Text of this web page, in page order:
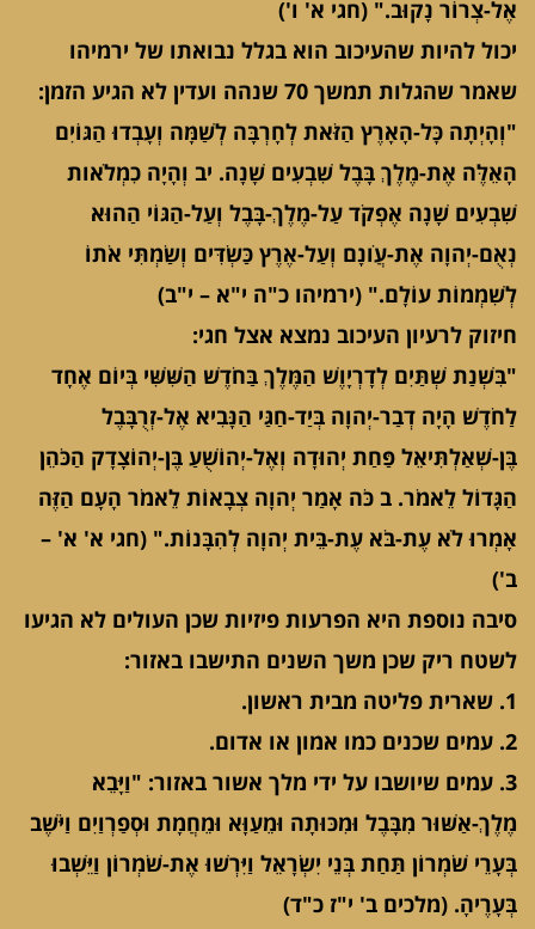
אֶל-צְרוֹר נָקוּב." (חגי א' ו')
יכול להיות שהעיכוב הוא בגלל נבואתו של ירמיהו
שאמר שהגלות תמשך 70 שנהה ועדין לא הגיע הזמן:
"וְהָיְתָה כָּל-הָאָרֶץ הַזֹּאת לְחָרְבָּה לְשַׁמָּה וְעָבְדוּ הַגּוֹיִם
הָאֵלֶּה אֶת-מֶלֶךְ בָּבֶל שִׁבְעִים שָׁנָה. יב וְהָיָה כִמְלֹאות
שִׁבְעִים שָׁנָה אֶפְקֹד עַל-מֶלֶךְ-בָּבֶל וְעַל-הַגּוֹי הַהוּא
נְאֻם-יְהוָה אֶת-עֲו‍ֹנָם וְעַל-אֶרֶץ כַּשְׂדִּים וְשַׂמְתִּי אֹתוֹ
לְשִׁמְמוֹת עוֹלָם." (ירמיהו כ"ה י"א – י"ב)
חיזוק לרעיון העיכוב נמצא אצל חגי:
"בִּשְׁנַת שְׁתַּיִם לְדָרְיָוֶשׁ הַמֶּלֶךְ בַּחֹדֶשׁ הַשִּׁשִּׁי בְּיוֹם אֶחָד
לַחֹדֶשׁ הָיָה דְבַר-יְהוָה בְּיַד-חַגַּי הַנָּבִיא אֶל-זְרֻבָּבֶל
בֶּן-שְׁאַלְתִּיאֵל פַּחַת יְהוּדָה וְאֶל-יְהוֹשֻׁעַ בֶּן-יְהוֹצָדָק הַכֹּהֵן
הַגָּדוֹל לֵאמֹר. ב כֹּה אָמַר יְהוָה צְבָאוֹת לֵאמֹר הָעָם הַזֶּה
אָמְרוּ לֹא עֶת-בֹּא עֶת-בֵּית יְהוָה לְהִבָּנוֹת." (חגי א' א' –
ב')
סיבה נוספת היא הפרעות פיזיות שכן העולים לא הגיעו
לשטח ריק שכן משך השנים התישבו באזור:
1. שארית פליטה מבית ראשון.
2. עמים שכנים כמו אמון או אדום.
3. עמים שיושבו על ידי מלך אשור באזור: "וַיָּבֵא
מֶלֶךְ-אַשּׁוּר מִבָּבֶל וּמִכּוּתָה וּמֵעַוָּא וּמֵחֲמָת וּסְפַרְוַיִם וַיֹּשֶׁב
בְּעָרֵי שֹׁמְרוֹן תַּחַת בְּנֵי יִשְׂרָאֵל וַיִּרְשׁוּ אֶת-שֹׁמְרוֹן וַיֵּשְׁבוּ
בְּעָרֶיהָ. (מלכים ב' י"ז כ"ד)